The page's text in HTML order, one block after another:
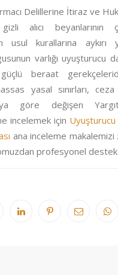
Delillerine İtiraz ve
alıcı beyanlarının
usul kurallarına aykırı
varlığı uyuşturucu
beraat
yasal sınırları,
göre değişen
incelemek için
ana inceleme
profesyonel destek